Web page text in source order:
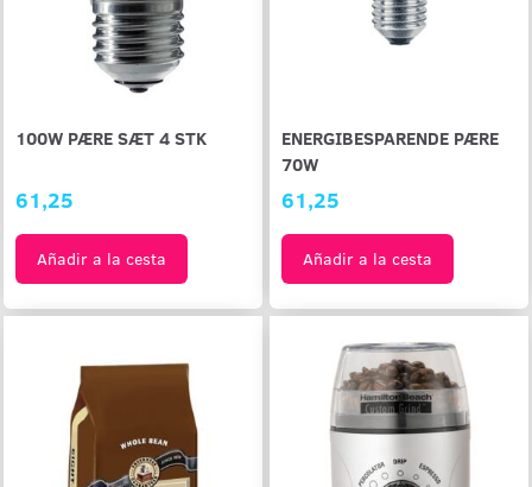
100W PÆRE SÆT 4 STK
61,25
Añadir a la cesta
ENERGIBESPARENDE PÆRE
70W
61,25
Añadir a la cesta